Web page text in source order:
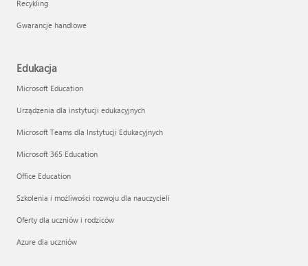
Recykling
Gwarancje handlowe
Edukacja
Microsoft Education
Urządzenia dla instytucji edukacyjnych
Microsoft Teams dla Instytucji Edukacyjnych
Microsoft 365 Education
Office Education
Szkolenia i możliwości rozwoju dla nauczycieli
Oferty dla uczniów i rodziców
Azure dla uczniów